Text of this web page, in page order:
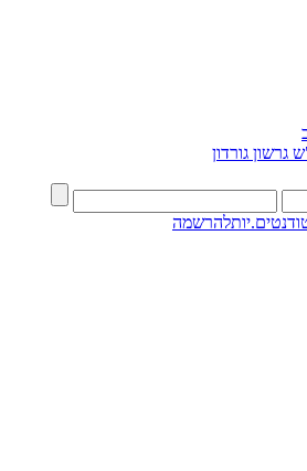
גרשון גורדון
להרשמה